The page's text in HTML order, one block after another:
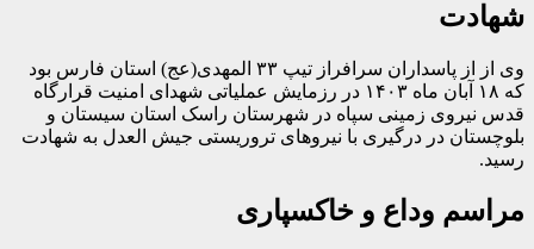
شهادت
وی از از پاسداران سرافراز تیپ ۳۳ المهدی(عج) استان فارس بود
که ۱۸ آبان ماه ۱۴۰۳ در رزمایش عملیاتی شهدای امنیت قرارگاه
قدس نیروی زمینی سپاه در شهرستان راسک استان سیستان و
بلوچستان در درگیری با نیروهای تروریستی جیش العدل به شهادت
رسید.
مراسم وداع و خاکسپاری